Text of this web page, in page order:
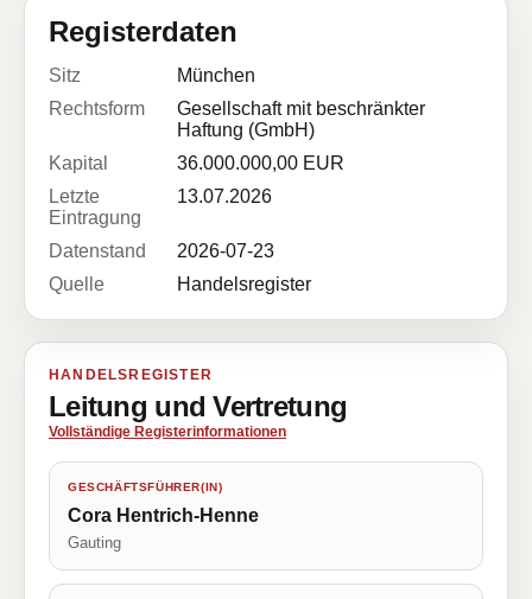
Registerdaten
Sitz
München
Rechtsform
Gesellschaft mit beschränkter
Haftung (GmbH)
Kapital
36.000.000,00 EUR
Letzte
Eintragung
13.07.2026
Datenstand
2026-07-23
Quelle
Handelsregister
HANDELSREGISTER
Leitung und Vertretung
Vollständige Registerinformationen
GESCHÄFTSFÜHRER(IN)
Cora Hentrich-Henne
Gauting